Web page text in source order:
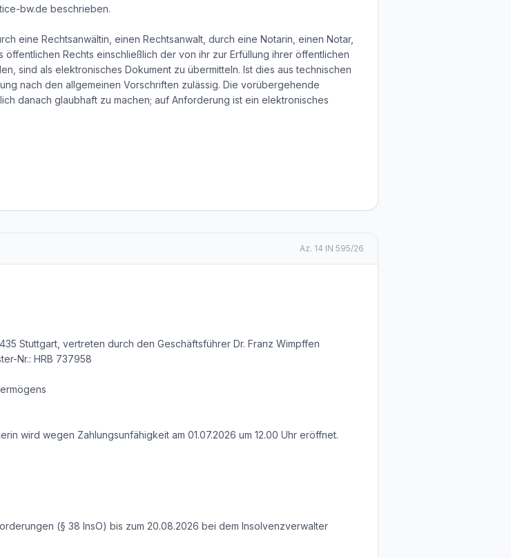
bw.de beschrieben.
eine Rechtsanwältin, einen Rechtsanwalt, durch eine Notarin, einen Notar,
Rechts einschließlich der von ihr zur Erfüllung ihrer öffentlichen
sind als elektronisches Dokument zu übermitteln. Ist dies aus technischen
nach den allgemeinen Vorschriften zulässig. Die vorübergehende
danach glaubhaft zu machen; auf Anforderung ist ein elektronisches
Az. 14 IN 595/26
Stuttgart, vertreten durch den Geschäftsführer Dr. Franz Wimpffen
Nr.: HRB 737958
wird wegen Zahlungsunfähigkeit am 01.07.2026 um 12.00 Uhr eröffnet.
(§ 38 InsO) bis zum 20.08.2026 bei dem Insolvenzverwalter